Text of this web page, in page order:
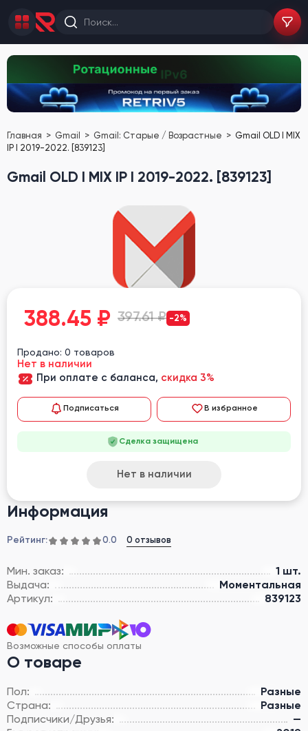
Главная Gmail Gmail: Старые / Возрастные
Gmail OLD I MIX
IP I 2019-2022. [839123]
Gmail OLD I MIX IP I 2019-2022. [839123]
Информация
Рейтинг: 0.0 0 отзывов
Мин. заказ:
1 шт.
Выдача:
Моментальная
Артикул:
839123
Возможные способы оплаты
О товаре
Пол:
Разные
Страна:
Разные
Подписчики/Друзья:
—
388.45 ₽ 397.61 ₽ -2%
Продано: 0 товаров
Нет в наличии
При оплате с баланса, скидка 3%
Подписаться В избранное
Сделка защищена
Нет в наличии